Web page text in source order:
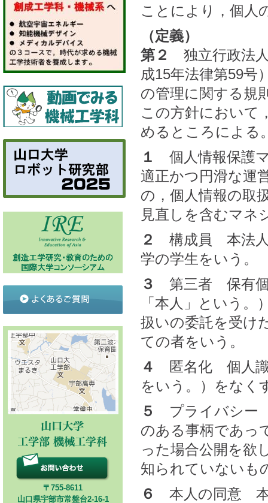
ことにより，個人
（定義）
第２
独立行政法
成15年法律第59号
の管理に関する規
この方針において
めるところによる
１
個人情報保護
適正かつ円滑な運
の，個人情報の取
見直しを含むマネ
２
構成員 本法人
学の学生をいう。
３
第三者 保有個
「本人」という。
扱いの委託を受け
ての者をいう。
４
匿名化 個人識
をいう。）をなく
５
プライバシー
のある事柄であっ
った場合公開を欲
知られていないも
６
本人の同意 本
〒755-8611
山口県宇部市常盤台2-16-1